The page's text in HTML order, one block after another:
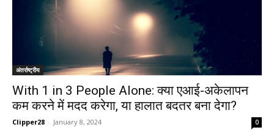
अंतर्राष्ट्रीय
With 1 in 3 People Alone: क्या एआई-अकेलापन
कम करने में मदद करेगा, या हालात बदतर बना देगा?
Clipper28 - January 8, 2024 0